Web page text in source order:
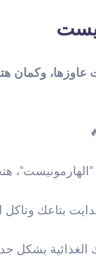
وكمان
بتاعك وتاكل
بشكل